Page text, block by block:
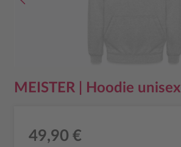
MEISTER | Hoodie unisex
49,90 €